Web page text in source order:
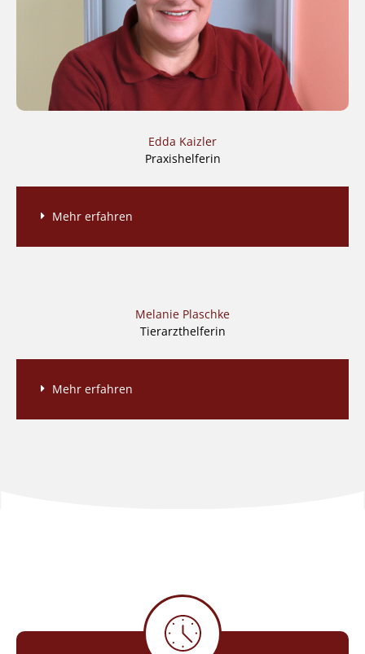
Edda Kaizler
Praxishelferin
Mehr erfahren
Melanie Plaschke
Tierarzthelferin
Mehr erfahren